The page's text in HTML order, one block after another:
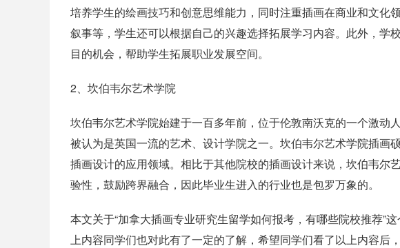
培养学生的绘画技巧和创意思维能力，同时注重插画在商业和文化
叙事等，学生还可以根据自己的兴趣选择拓展学习内容。此外，学
目的机会，帮助学生拓展职业发展空间。
2、坎伯韦尔艺术学院
坎伯韦尔艺术学院始建于一百多年前，位于伦敦南沃克的一个激动
被认为是英国一流的艺术、设计学院之一。坎伯韦尔艺术学院插画
插画设计的应用领域。相比于其他院校的插画设计来说，坎伯韦尔
验性，鼓励跨界融合，因此毕业生进入的行业也是包罗万象的。
本文关于“加拿大插画专业研究生留学如何报考，有哪些院校推荐”
上内容同学们也对此有了一定的了解，希望同学们看了以上内容后